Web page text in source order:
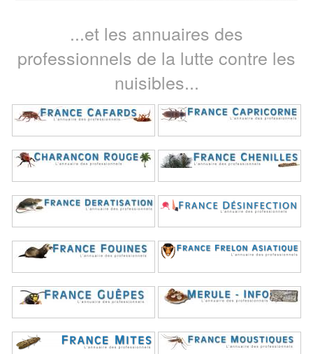
...et les annuaires des
professionnels de la lutte contre les
nuisibles...